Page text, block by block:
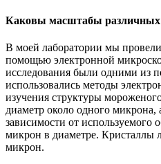
Каковы масштабы различных
В моей лаборатории мы
помощью электронной
исследования были одними из
использовались методы
изучения структуры
диаметр около одного микрона,
зависимости от используемого
микрон в диаметре. Кристаллы
микрон.